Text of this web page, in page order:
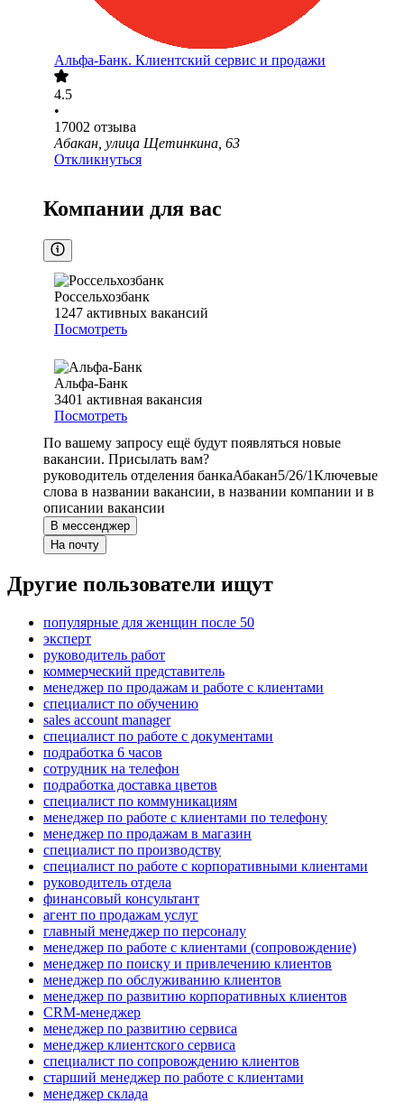
Альфа-Банк. Клиентский сервис и продажи
4.5
•
17002 отзыва
Абакан, улица Щетинкина, 63
Откликнуться
Компании для вас
Россельхозбанк
1247 активных вакансий
Посмотреть
Альфа-Банк
3401 активная вакансия
Посмотреть
По вашему запросу ещё будут появляться новые
вакансии. Присылать вам?
руководитель отделения банкаАбакан5/26/1Ключевые
слова в названии вакансии, в названии компании и в
описании вакансии
В мессенджер
На почту
Другие пользователи ищут
популярные для женщин после 50
эксперт
руководитель работ
коммерческий представитель
менеджер по продажам и работе с клиентами
специалист по обучению
sales account manager
специалист по работе с документами
подработка 6 часов
сотрудник на телефон
подработка доставка цветов
специалист по коммуникациям
менеджер по работе с клиентами по телефону
менеджер по продажам в магазин
специалист по производству
специалист по работе с корпоративными клиентами
руководитель отдела
финансовый консультант
агент по продажам услуг
главный менеджер по персоналу
менеджер по работе с клиентами (сопровождение)
менеджер по поиску и привлечению клиентов
менеджер по обслуживанию клиентов
менеджер по развитию корпоративных клиентов
CRM-менеджер
менеджер по развитию сервиса
менеджер клиентского сервиса
специалист по сопровождению клиентов
старший менеджер по работе с клиентами
менеджер склада